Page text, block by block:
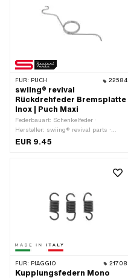
FÜR: PUCH 22584
swiing® revival
Rückdrehfeder Bremsplatte
Inox | Puch Maxi
Federbauart: Schenkelfeder ·
Hersteller: swiing® revival parts ·
Material: Chromstahl
EUR 9.45
FÜR: PIAGGIO 21708
Kupplungsfedern Mono